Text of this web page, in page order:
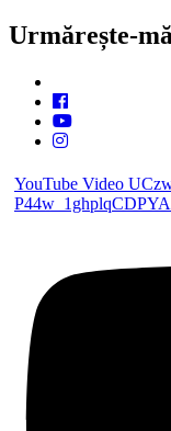
Urmărește-
YouTube Video
P44w_1ghplqCDPYA